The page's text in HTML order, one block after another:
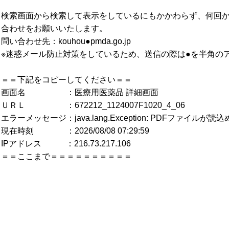
検索画面から検索して表示をしているにもかかわらず、何回
合わせをお願いいたします。
問い合わせ先：kouhou●pmda.go.jp
※迷惑メール防止対策をしているため、送信の際は●を半角の
＝＝下記をコピーしてください＝＝
画面名 ：医療用医薬品 詳細画面
ＵＲＬ ：672212_1124007F1020_4_06
エラーメッセージ：java.lang.Exception: PDFファイルが読込
現在時刻 ：2026/08/08 07:29:59
IPアドレス ：216.73.217.106
＝＝ここまで＝＝＝＝＝＝＝＝＝＝